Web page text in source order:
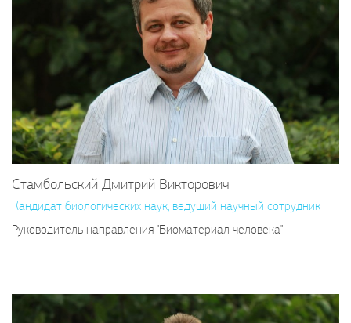
Стамбольский Дмитрий Викторович
Кандидат биологических наук, ведущий научный сотрудник
Руководитель направления "Биоматериал человека"